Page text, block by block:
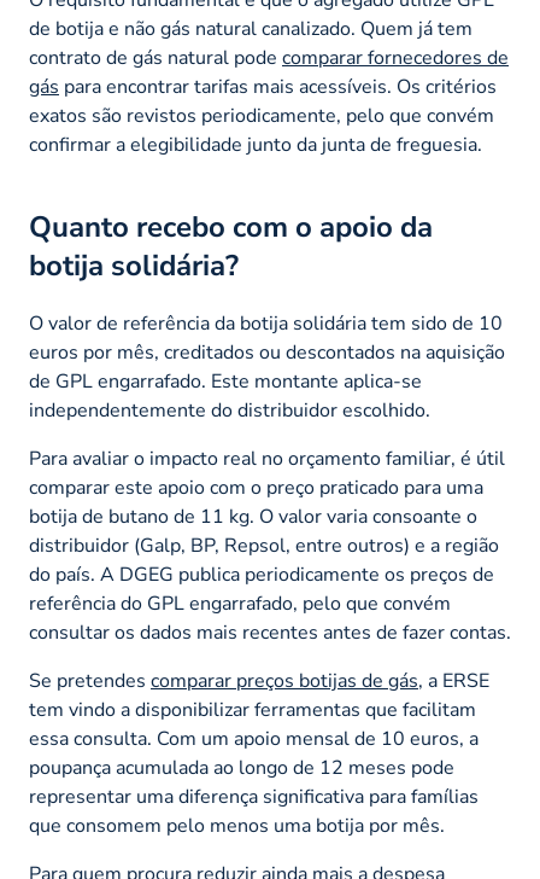
de botija e não gás natural canalizado. Quem já tem
contrato de gás natural pode comparar fornecedores de
gás para encontrar tarifas mais acessíveis. Os critérios
exatos são revistos periodicamente, pelo que convém
confirmar a elegibilidade junto da junta de freguesia.
Quanto recebo com o apoio da
botija solidária?
O valor de referência da botija solidária tem sido de 10
euros por mês, creditados ou descontados na aquisição
de GPL engarrafado. Este montante aplica-se
independentemente do distribuidor escolhido.
Para avaliar o impacto real no orçamento familiar, é útil
comparar este apoio com o preço praticado para uma
botija de butano de 11 kg. O valor varia consoante o
distribuidor (Galp, BP, Repsol, entre outros) e a região
do país. A DGEG publica periodicamente os preços de
referência do GPL engarrafado, pelo que convém
consultar os dados mais recentes antes de fazer contas.
Se pretendes comparar preços botijas de gás, a ERSE
tem vindo a disponibilizar ferramentas que facilitam
essa consulta. Com um apoio mensal de 10 euros, a
poupança acumulada ao longo de 12 meses pode
representar uma diferença significativa para famílias
que consomem pelo menos uma botija por mês.